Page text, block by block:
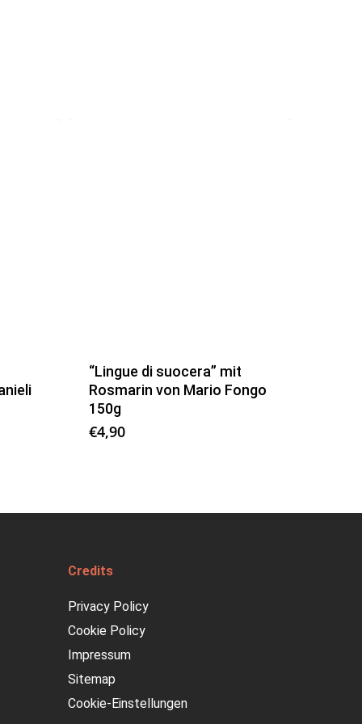
“Lingue di suocera” mit
Rosmarin von Mario Fongo
150g
€4,90
Credits
Privacy Policy
Cookie Policy
Impressum
Sitemap
Cookie-Einstellungen